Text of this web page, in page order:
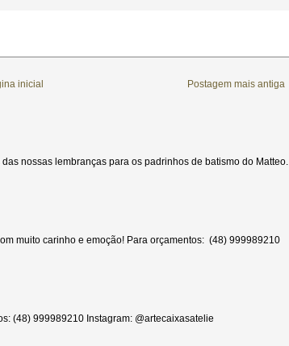
Postagem mais antiga
inicial
nossas lembranças para os padrinhos de batismo do Matteo.
muito carinho e emoção! Para orçamentos: (48) 999989210
(48) 999989210 Instagram: @artecaixasatelie